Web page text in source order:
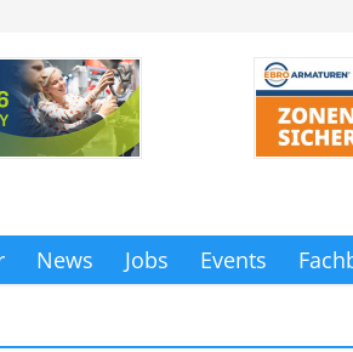
News Jobs Events